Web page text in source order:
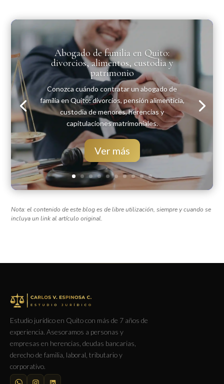
Abogado de familia en Quito:
divorcios, alimentos, custodia y
patrimonio
Conozca cuándo contratar un abogado de
familia en Quito: divorcios, pensión alimenticia,
custodia de menores, herencias y
capitulaciones matrimoniales.
Ver más
Nota: el contenido de este blog es de libre utilización, siempre y cuando se
incluya un link al artículo original.
Estudio jurídico en Quito con más de 7 años de
experiencia. Asesoramos a personas y
empresas en herencias, deudas bancarias,
derecho de familia, laboral, tributario y
corporativo.